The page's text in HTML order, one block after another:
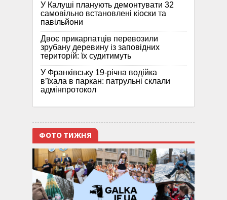
У Калуші планують демонтувати 32
самовільно встановлені кіоски та
павільйони
Двоє прикарпатців перевозили
зрубану деревину із заповідних
територій: їх судитимуть
У Франківську 19-річна водійка
в’їхала в паркан: патрульні склали
адмінпротокол
ФОТО ТИЖНЯ